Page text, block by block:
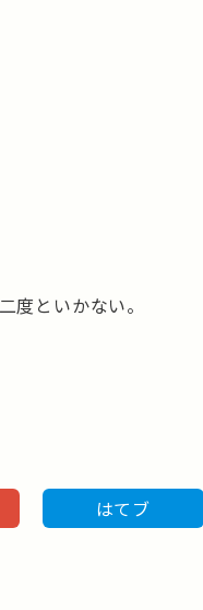
といかない。
はてブ